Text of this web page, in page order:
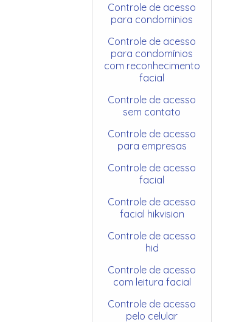
Controle de acesso
para condominios
Controle de acesso
para condomínios
com reconhecimento
facial
Controle de acesso
sem contato
Controle de acesso
para empresas
Controle de acesso
facial
Controle de acesso
facial hikvision
Controle de acesso
hid
Controle de acesso
com leitura facial
Controle de acesso
pelo celular